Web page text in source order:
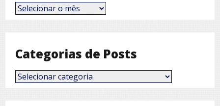
Posts
por
Categorias de Posts
Categorias
de